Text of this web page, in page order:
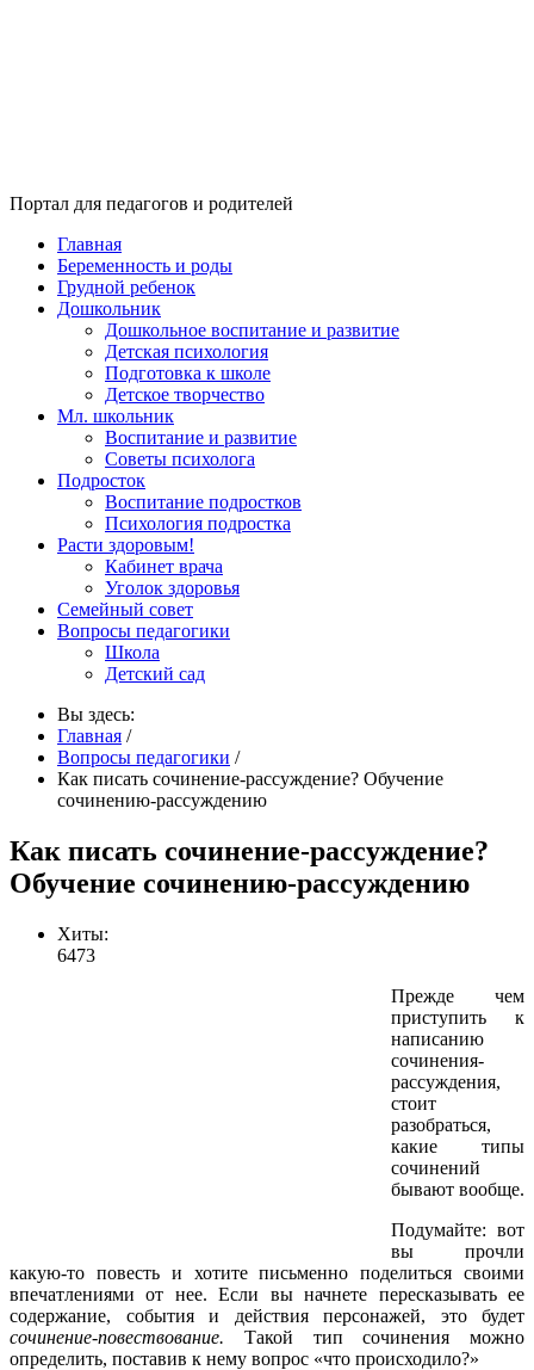
Портал для педагогов и родителей
Главная
Беременность и роды
Грудной ребенок
Дошкольник
Дошкольное воспитание и развитие
Детская психология
Подготовка к школе
Детское творчество
Мл. школьник
Воспитание и развитие
Советы психолога
Подросток
Воспитание подростков
Психология подростка
Расти здоровым!
Кабинет врача
Уголок здоровья
Семейный совет
Вопросы педагогики
Школа
Детский сад
Вы здесь:
Главная /
Вопросы педагогики /
Как писать сочинение-рассуждение? Обучение
сочинению-рассуждению
Как писать сочинение-рассуждение?
Обучение сочинению-рассуждению
Хиты:
6473
Прежде чем
приступить к
написанию
сочинения-
рассуждения,
стоит
разобраться,
какие типы
сочинений
бывают вообще.
Подумайте: вот
вы прочли
какую-то повесть и хотите письменно поделиться своими
впечатлениями от нее. Если вы начнете пересказывать ее
содержание, события и действия персонажей, это будет
сочинение-повествование. Такой тип сочинения можно
определить, поставив к нему вопрос «что происходило?»